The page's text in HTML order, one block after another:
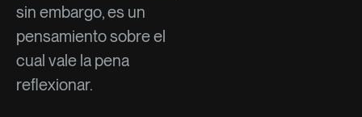
sin embargo, es un
pensamiento sobre el
cual vale la pena
reflexionar.